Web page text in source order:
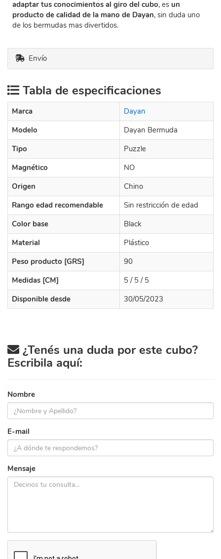
adaptar tus conocimientos al giro del cubo, es un
producto de calidad de la mano de Dayan, sin duda uno
de los bermudas mas divertidos.
Envío
Tabla de especificaciones
Marca
Dayan
Modelo
Dayan Bermuda
Tipo
Puzzle
Magnético
NO
Origen
Chino
Rango edad recomendable
Sin restricción de edad
Color base
Black
Material
Plástico
Peso producto [GRS]
90
Medidas [CM]
5 / 5 / 5
Disponible desde
30/05/2023
¿Tenés una duda por este cubo?
Escribila aquí:
Nombre
E-mail
Mensaje